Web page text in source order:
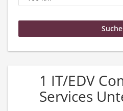
1 IT/EDV
Services